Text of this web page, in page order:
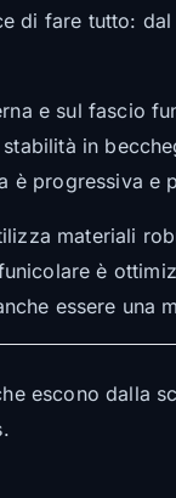
di fare tutto:
e sul fascio
in
è progressiva
materiali
è
essere una
escono dalla